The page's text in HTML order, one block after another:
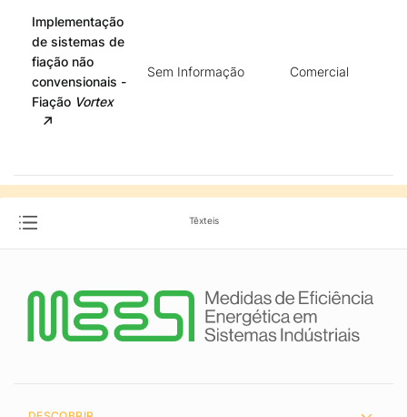
Têxteis
Implementação
de sistemas de
fiação não
convensionais -
Fiação Vortex
Sem Informação Comercial